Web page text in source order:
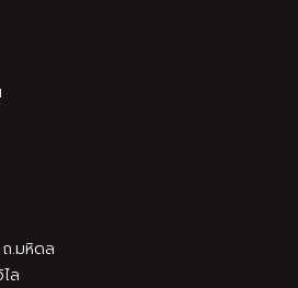
ถ.มหิดล
ล